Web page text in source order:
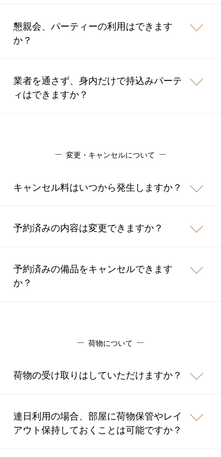
懇親会、パーティーの利用はできます
か？
業者を通さず、身内だけで持込みパーテ
ィはできますか？
変更・キャンセルについて
キャンセル料はいつから発生しますか？
予約済みの内容は変更できますか？
予約済みの備品をキャンセルできます
か？
荷物について
荷物の受け取りはしていただけますか？
連日利用の場合、部屋に荷物保管やレイ
アウト保持しておくことは可能ですか？